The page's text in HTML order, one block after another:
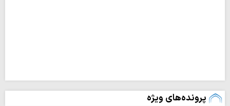
پرونده‌های ویژه